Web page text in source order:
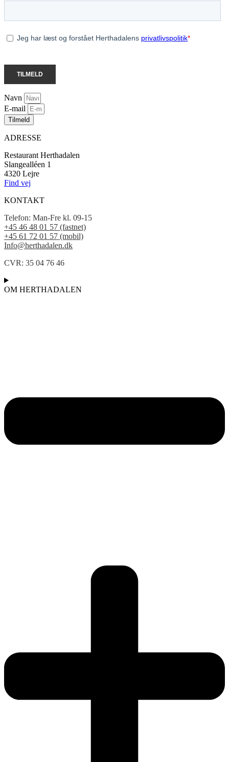
Navn
E-mail
Tilmeld
ADRESSE
Restaurant Herthadalen
Slangealléen 1
4320 Lejre
Find vej
KONTAKT
Telefon: Man-Fre kl. 09-15
+45 46 48 01 57 (fastnet)
+45 61 72 01 57 (mobil)
Info@herthadalen.dk
CVR: 35 04 76 46
OM HERTHADALEN